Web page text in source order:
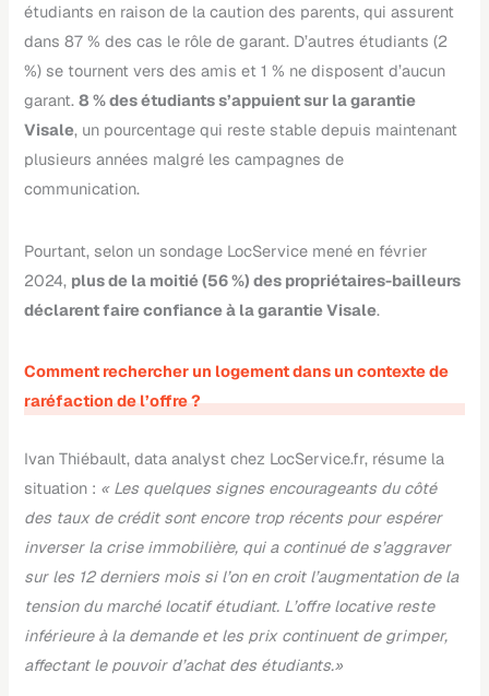
étudiants en raison de la caution des parents, qui assurent
dans 87 % des cas le rôle de garant. D’autres étudiants (2
%) se tournent vers des amis et 1 % ne disposent d’aucun
garant.8 % des étudiants s’appuient sur la garantie
Visale, un pourcentage qui reste stable depuis maintenant
plusieurs années malgré les campagnes de
communication.
Pourtant, selon un sondage LocService mené en février
2024, plus de la moitié (56 %) des propriétaires-bailleurs
déclarent faire confiance à la garantie Visale.
Comment rechercher un logement dans un contexte de
raréfaction de l’offre ?
Ivan Thiébault, data analyst chez LocService.fr, résume la
situation : « Les quelques signes encourageants du côté
des taux de crédit sont encore trop récents pour espérer
inverser la crise immobilière, qui a continué de s’aggraver
sur les 12 derniers mois si l’on en croit l’augmentation de la
tension du marché locatif étudiant. L’offre locative reste
inférieure à la demande et les prix continuent de grimper,
affectant le pouvoir d’achat des étudiants.»